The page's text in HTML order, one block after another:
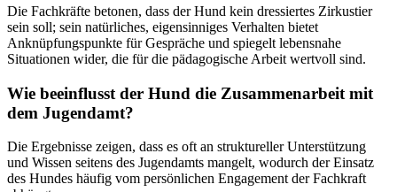
Die Fachkräfte betonen, dass der Hund kein dressiertes Zirkustier
sein soll; sein natürliches, eigensinniges Verhalten bietet
Anknüpfungspunkte für Gespräche und spiegelt lebensnahe
Situationen wider, die für die pädagogische Arbeit wertvoll sind.
Wie beeinflusst der Hund die Zusammenarbeit mit
dem Jugendamt?
Die Ergebnisse zeigen, dass es oft an struktureller Unterstützung
und Wissen seitens des Jugendamts mangelt, wodurch der Einsatz
des Hundes häufig vom persönlichen Engagement der Fachkraft